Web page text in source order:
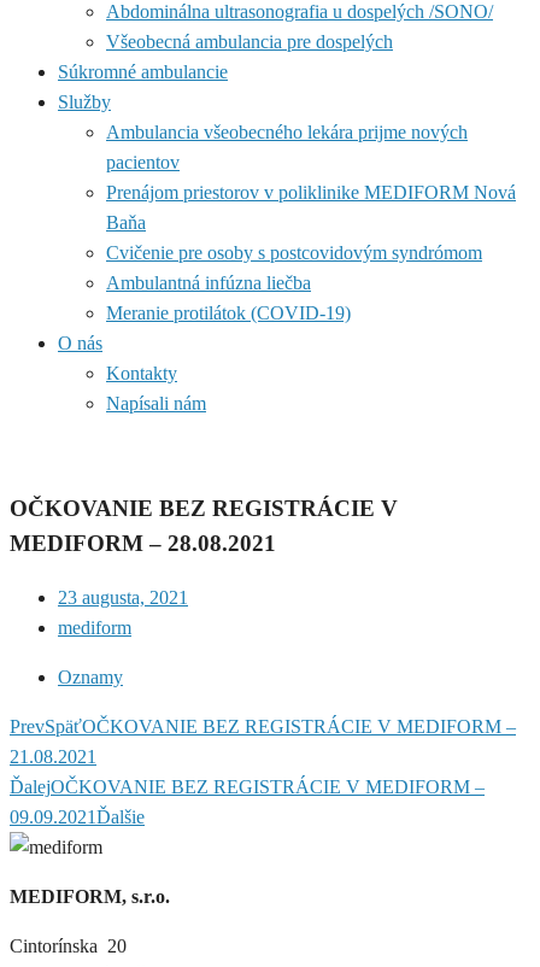
Abdominálna ultrasonografia u dospelých /SONO/
Všeobecná ambulancia pre dospelých
Súkromné ambulancie
Služby
Ambulancia všeobecného lekára prijme nových
pacientov
Prenájom priestorov v poliklinike MEDIFORM Nová
Baňa
Cvičenie pre osoby s postcovidovým syndrómom
Ambulantná infúzna liečba
Meranie protilátok (COVID-19)
O nás
Kontakty
Napísali nám
OČKOVANIE BEZ REGISTRÁCIE V
MEDIFORM – 28.08.2021
23 augusta, 2021
mediform
Oznamy
PrevSpäťOČKOVANIE BEZ REGISTRÁCIE V MEDIFORM –
21.08.2021
ĎalejOČKOVANIE BEZ REGISTRÁCIE V MEDIFORM –
09.09.2021Ďalšie
MEDIFORM, s.r.o.
Cintorínska 20